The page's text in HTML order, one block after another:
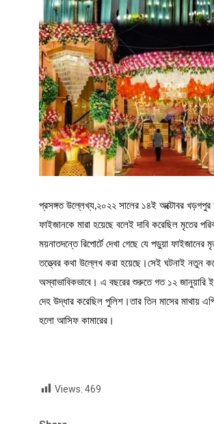
প্রসঙ্গত উল্লেখ্য,২০২২ সালের ১৪ই অক্টোবর
ফাইজানকে মারা হয়েছে বলেই দাবি করেছিল মৃতের
ময়নাতদন্তে রিপোর্টে দেখা গেছে যে পড়ুয়া
তত্ত্বের কথা উল্লেখ করা হয়েছে।সেই ঘটনাই নতুন
অস্বাভাবিকভাবে। এ বছরের শুরুতে গত ১২ জানুয়ারি
দেহ উদ্ধার করেছিল পুলিশ।তার তিন মাসের মাথায়
হলো আসিফ কামারের।
Views: 469